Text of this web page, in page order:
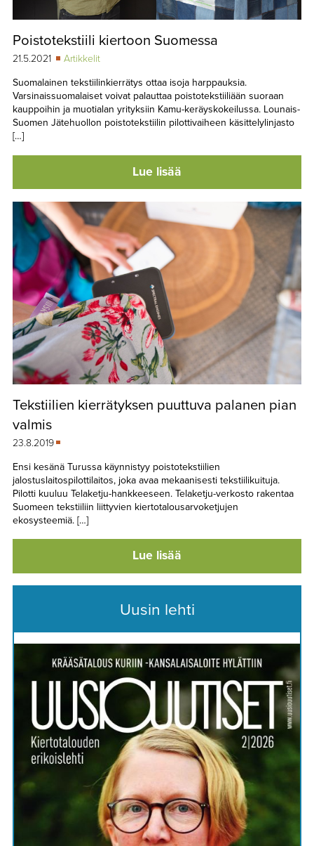
Poistotekstiili kiertoon Suomessa
21.5.2021
Artikkelit
Suomalainen tekstiilinkierrätys ottaa isoja harppauksia.
Varsinaissuomalaiset voivat palauttaa poistotekstiiliään suoraan
kauppoihin ja muotialan yrityksiin Kamu-keräyskokeilussa. Lounais-
Suomen Jätehuollon poistotekstiilin pilottivaiheen käsittelylinjasto
[…]
Lue lisää
Tekstiilien kierrätyksen puuttuva palanen pian
valmis
23.8.2019
Ensi kesänä Turussa käynnistyy poistotekstiilien
jalostuslaitospilottilaitos, joka avaa mekaanisesti tekstiilikuituja.
Pilotti kuuluu Telaketju-hankkeeseen. Telaketju-verkosto rakentaa
Suomeen tekstiiliin liittyvien kiertotalousarvoketjujen
ekosysteemiä. […]
Lue lisää
Uusin lehti